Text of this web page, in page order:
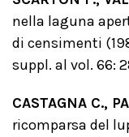
nella laguna
di censimenti
suppl. al vol. 66:
CASTAGNA C.,
ricomparsa del